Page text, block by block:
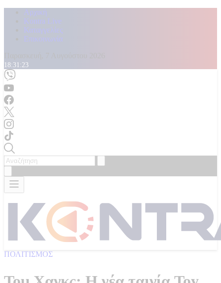
Αρχική
Kontra Live
Καταγγελίες
Επικοινωνία
18:31:25
ΠΟΛΙΤΙΣΜΟΣ